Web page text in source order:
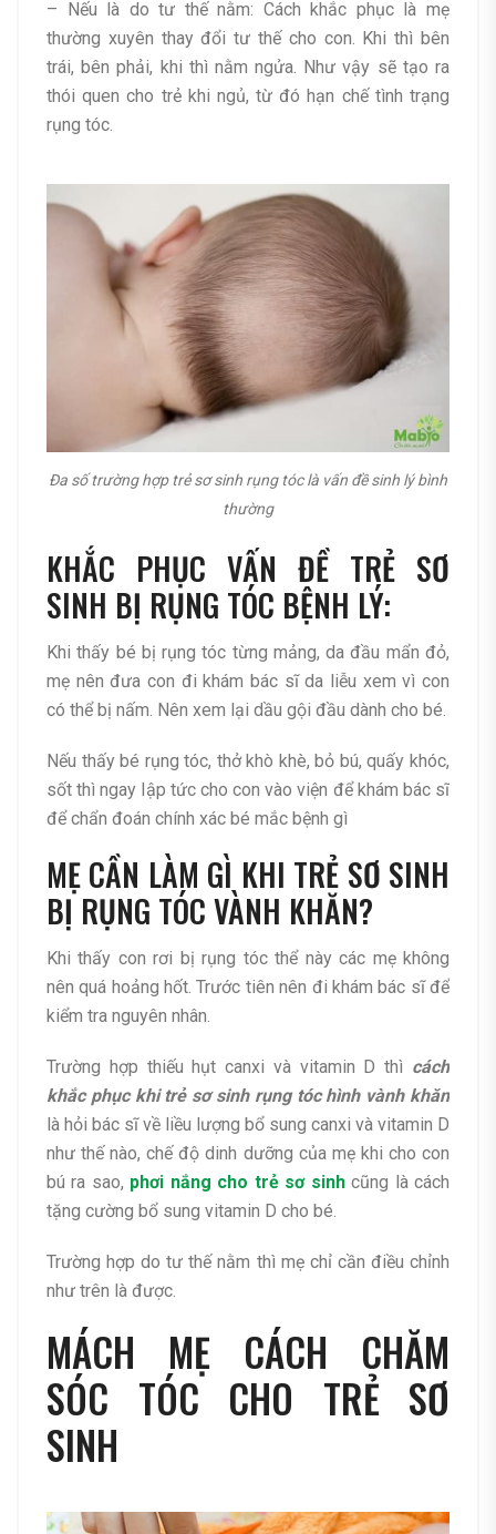
– Nếu là do tư thế nằm: Cách khắc phục là mẹ
thường xuyên thay đổi tư thế cho con. Khi thì bên
trái, bên phải, khi thì nằm ngửa. Như vậy sẽ tạo ra
thói quen cho trẻ khi ngủ, từ đó hạn chế tình trạng
rụng tóc.
Đa số trường hợp trẻ sơ sinh rụng tóc là vấn đề sinh lý bình
thường
KHẮC PHỤC VẤN ĐỀ TRẺ SƠ
SINH BỊ RỤNG TÓC BỆNH LÝ:
Khi thấy bé bị rụng tóc từng mảng, da đầu mẩn đỏ,
mẹ nên đưa con đi khám bác sĩ da liễu xem vì con
có thể bị nấm. Nên xem lại dầu gội đầu dành cho bé.
Nếu thấy bé rụng tóc, thở khò khè, bỏ bú, quấy khóc,
sốt thì ngay lập tức cho con vào viện để khám bác sĩ
để chẩn đoán chính xác bé mắc bệnh gì
MẸ CẦN LÀM GÌ KHI TRẺ SƠ SINH
BỊ RỤNG TÓC VÀNH KHĂN?
Khi thấy con rơi bị rụng tóc thể này các mẹ không
nên quá hoảng hốt. Trước tiên nên đi khám bác sĩ để
kiểm tra nguyên nhân.
Trường hợp thiếu hụt canxi và vitamin D thì cách
khắc phục khi trẻ sơ sinh rụng tóc hình vành khăn
là hỏi bác sĩ về liều lượng bổ sung canxi và vitamin D
như thế nào, chế độ dinh dưỡng của mẹ khi cho con
bú ra sao, phơi nắng cho trẻ sơ sinh cũng là cách
tặng cường bổ sung vitamin D cho bé.
Trường hợp do tư thế nằm thì mẹ chỉ cần điều chỉnh
như trên là được.
MÁCH MẸ CÁCH CHĂM
SÓC TÓC CHO TRẺ SƠ
SINH